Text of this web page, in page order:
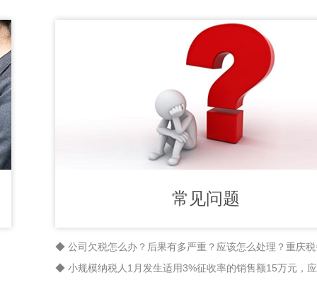
常见问题
◆ 公司欠税怎么办？后果有多严重？应该怎么处理？重庆